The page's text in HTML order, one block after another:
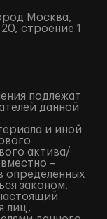
Москва,
строение 1
подлежат
данной
и иной
актива/
–
определенных
законом.
лиц,